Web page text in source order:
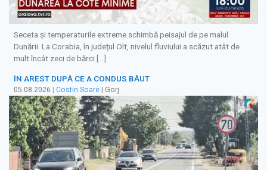
Seceta și temperaturile extreme schimbă peisajul de pe malul
Dunării. La Corabia, în județul Olt, nivelul fluviului a scăzut atât de
mult încât zeci de bărci […]
ÎN AREST DUPĂ CE A CONDUS BĂUT
05.08.2026 Costin Soare | Gorj